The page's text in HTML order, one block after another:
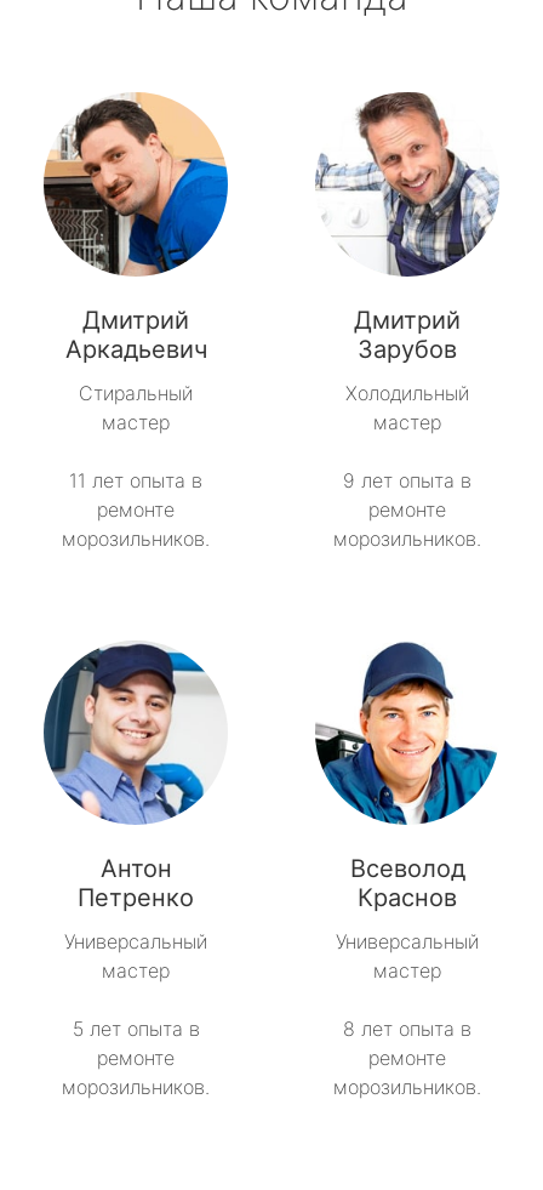
Дмитрий
Аркадьевич
Стиральный
мастер
11 лет опыта в
ремонте
морозильников.
Дмитрий
Зарубов
Холодильный
мастер
9 лет опыта в
ремонте
морозильников.
Антон
Петренко
Универсальный
мастер
5 лет опыта в
ремонте
морозильников.
Всеволод
Краснов
Универсальный
мастер
8 лет опыта в
ремонте
морозильников.